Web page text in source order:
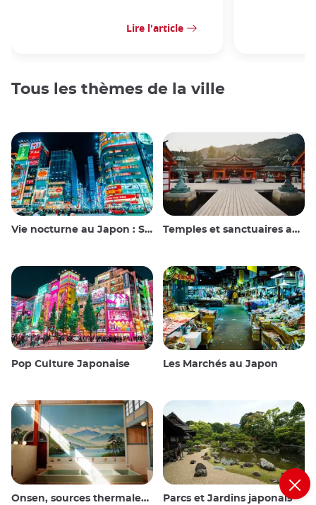
Lire l'article
Tous les thèmes de la ville
Vie nocturne au Japon : Sortir, voir et boire Temples et sanctuaires au Japon
Pop Culture Japonaise Les Marchés au Japon
Onsen, sources thermales et bains publics Parcs et Jardins japonais